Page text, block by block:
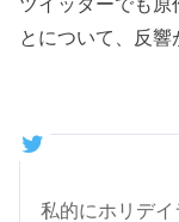
とについて、反響
私的にホリデ